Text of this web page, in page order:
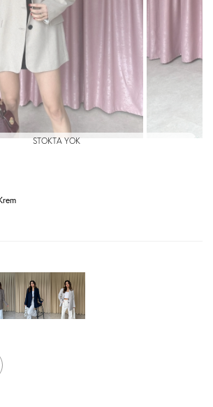
STOKTA YOK